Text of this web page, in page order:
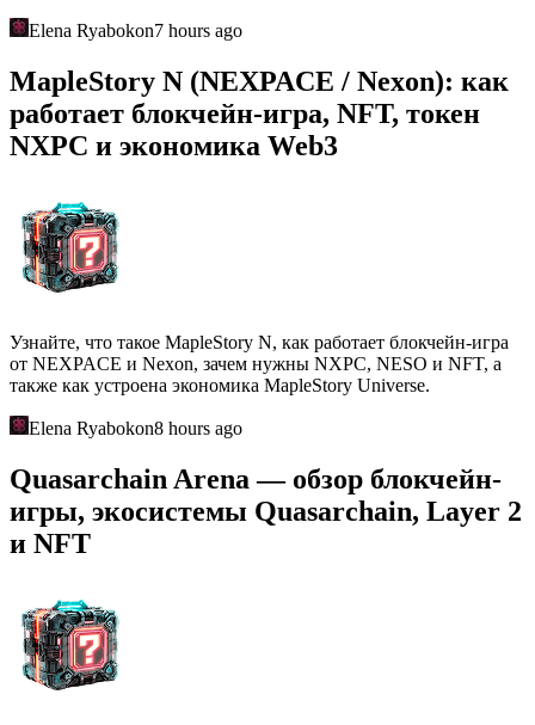
Elena Ryabokon7 hours ago
MapleStory N (NEXPACE / Nexon): как
работает блокчейн-игра, NFT, токен
NXPC и экономика Web3
Узнайте, что такое MapleStory N, как работает блокчейн-игра
от NEXPACE и Nexon, зачем нужны NXPC, NESO и NFT, а
также как устроена экономика MapleStory Universe.
Elena Ryabokon8 hours ago
Quasarchain Arena — обзор блокчейн-
игры, экосистемы Quasarchain, Layer 2
и NFT